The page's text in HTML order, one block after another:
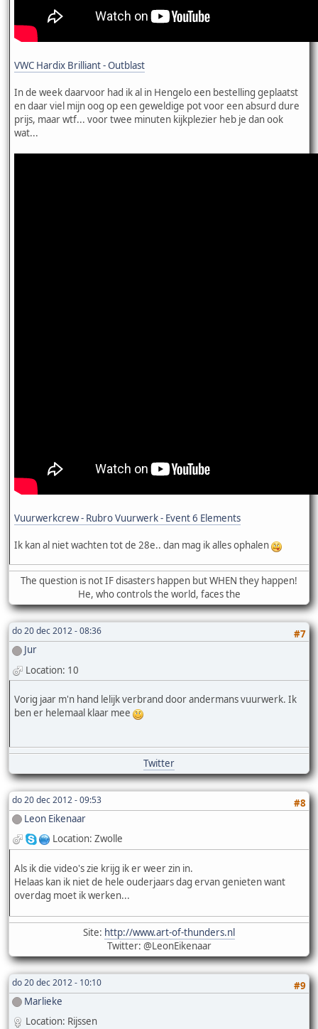
VWC Hardix Brilliant - Outblast
In de week daarvoor had ik al in Hengelo een bestelling geplaatst
en daar viel mijn oog op een geweldige pot voor een absurd dure
prijs, maar wtf... voor twee minuten kijkplezier heb je dan ook
wat...
Vuurwerkcrew - Rubro Vuurwerk - Event 6 Elements
Ik kan al niet wachten tot de 28e.. dan mag ik alles ophalen
The question is not IF disasters happen but WHEN they happen!
He, who controls the world, faces the
do 20 dec 2012 - 08:36
#7
Jur
Location: 10
Vorig jaar m'n hand lelijk verbrand door andermans vuurwerk. Ik
ben er helemaal klaar mee
Twitter
do 20 dec 2012 - 09:53
#8
Leon Eikenaar
Location: Zwolle
Als ik die video's zie krijg ik er weer zin in.
Helaas kan ik niet de hele ouderjaars dag ervan genieten want
overdag moet ik werken...
Site: http://www.art-of-thunders.nl
Twitter: @LeonEikenaar
do 20 dec 2012 - 10:10
#9
Marlieke
Location: Rijssen